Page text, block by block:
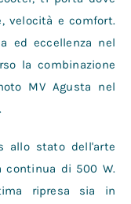
velocità e comfort.
ed eccellenza nel
la combinazione
MV Agusta nel
allo stato dell'arte
continua di 500 W.
ripresa sia in